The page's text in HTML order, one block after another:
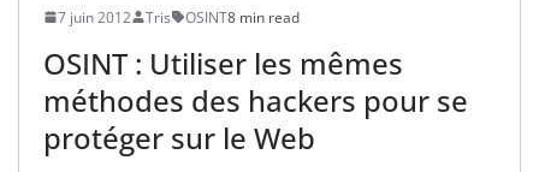
7 juin 2012 Tris OSINT8 min read
OSINT : Utiliser les mêmes
méthodes des hackers pour se
protéger sur le Web